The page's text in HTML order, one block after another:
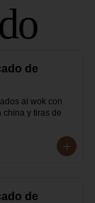
de
al wok con
china y tiras de
de